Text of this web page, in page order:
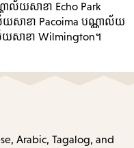
ល័យសាខា Echo Park
សាខា Pacoima បណ្ណាល័យ
យសាខា Wilmington។
Arabic, Tagalog, and